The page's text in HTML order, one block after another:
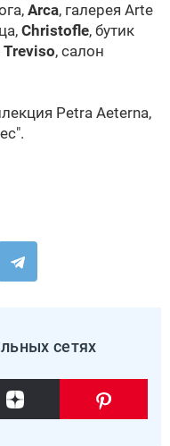
Arca, галерея Arte
Christofle, бутик
Treviso, салон
Petra Aeterna,
сетях